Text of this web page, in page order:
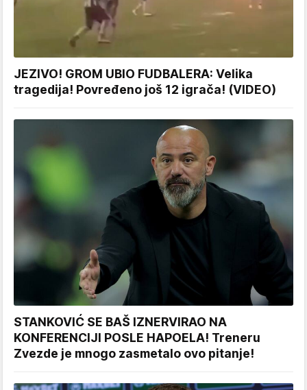
JEZIVO! GROM UBIO FUDBALERA: Velika
tragedija! Povređeno još 12 igrača! (VIDEO)
STANKOVIĆ SE BAŠ IZNERVIRAO NA
KONFERENCIJI POSLE HAPOELA! Treneru
Zvezde je mnogo zasmetalo ovo pitanje!